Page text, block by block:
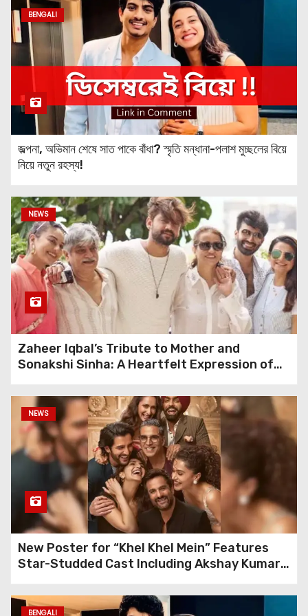
Maximizing Success: How
“Tiger 3” Fared in its
Opening Weekend
Thalapathy Vijay Joins Shah
Rukh Khan, Sunny Deol, and
Rajinikanth to Deliver One of
the Most Watched Films of
Unraveling the Box Office
Battle: 12th Fail vs. Tejas –
Who’s Emerging Victorious?
Elevating Performance:
Tejas – Day 3 Box Office
Collection Surpasses
Expectations
Unraveling Karan Johar’s
Deepika Padukone and
Ranveer Singh Episode on
Koffee With Karan Season 8
Unveiling Shocking
Allegations: Abhishek Kumar
Exposes Ex-Girlfriend Isha
Malviya
Glamour at the OTT Play
Awards: Celebrities
BENGALI
জল্পনা, অভিমান শেষে সাত পাকে বাঁধা? স্মৃতি মন্ধানা-পলাশ মুচ্ছলের বিয়ে
নিয়ে নতুন রহস্য!
NEWS
Zaheer Iqbal’s Tribute to Mother and
Sonakshi Sinha: A Heartfelt Expression of
NEWS
New Poster for “Khel Khel Mein” Features
Star-Studded Cast Including Akshay Kumar,
BENGALI